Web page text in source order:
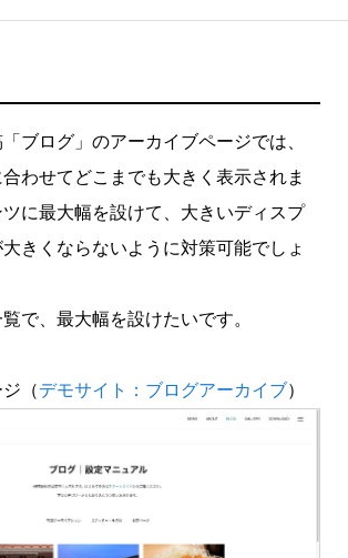
「ブログ」のアーカイブページでは、
わせてどこまでも大きく表示されま
に最大幅を設けて、大きいディスプ
きくならないように対策可能でしょ
で、最大幅を設けたいです。
（デモサイト：ブログアーカイブ）